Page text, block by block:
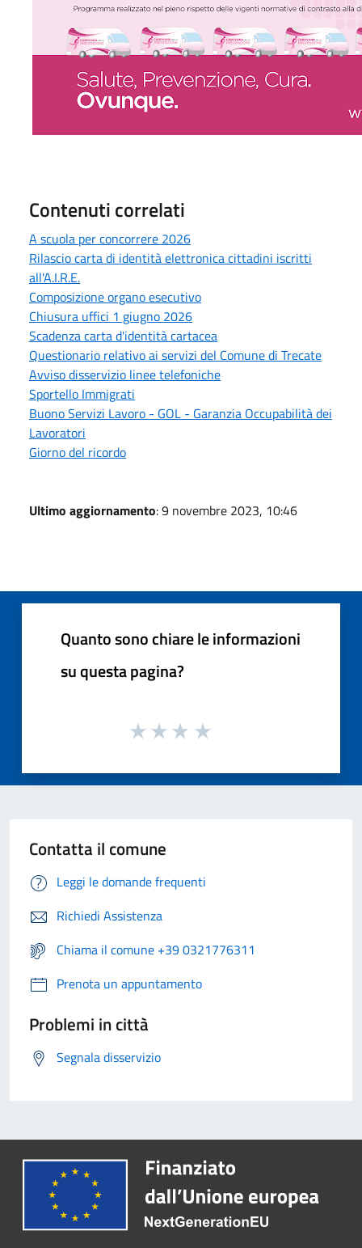
Contenuti correlati
A scuola per concorrere 2026
Rilascio carta di identità elettronica cittadini iscritti
all'A.I.R.E.
Composizione organo esecutivo
Chiusura uffici 1 giugno 2026
Scadenza carta d'identità cartacea
Questionario relativo ai servizi del Comune di Trecate
Avviso disservizio linee telefoniche
Sportello Immigrati
Buono Servizi Lavoro - GOL - Garanzia Occupabilità dei
Lavoratori
Giorno del ricordo
Ultimo aggiornamento: 9 novembre 2023, 10:46
Quanto sono chiare le informazioni
su questa pagina?
Contatta il comune
Leggi le domande frequenti
Richiedi Assistenza
Chiama il comune +39 0321776311
Prenota un appuntamento
Problemi in città
Segnala disservizio